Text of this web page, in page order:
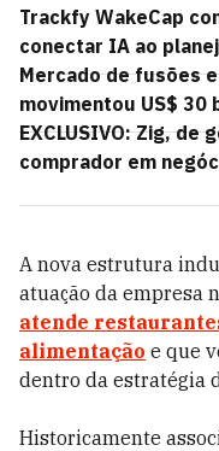
Trackfy WakeCap
conectar IA ao
Mercado de fusões
movimentou US$ 30
EXCLUSIVO: Zig, de
comprador em
A nova estrutura
atuação da empresa
atende
alimentação e que
dentro da estratégia
Historicamente